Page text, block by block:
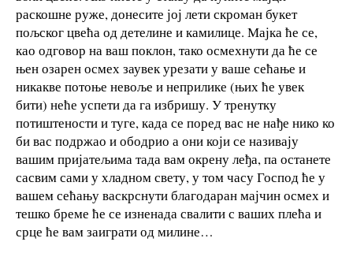
раскошне руже, донесите јој лети скроман букет
пољског цвећа од детелине и камилице. Мајка ће се,
као одговор на ваш поклон, тако осмехнути да ће се
њен озарен осмех заувек урезати у ваше сећање и
никакве потоње невоље и неприлике (њих ће увек
бити) неће успети да га избришу. У тренутку
потиштености и туге, када се поред вас не нађе нико ко
би вас подржао и ободрио а они који се називају
вашим пријатељима тада вам окрену леђа, па останете
сасвим сами у хладном свету, у том часу Господ ће у
вашем сећању васкрснути благодаран мајчин осмех и
тешко бреме ће се изненада свалити с ваших плећа и
срце ће вам заиграти од милине…